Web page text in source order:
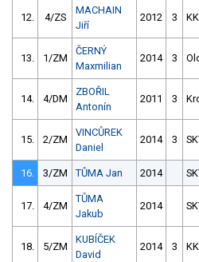
12. 4/ZS
MACHAIN
Jiří
2012 3
13. 1/ZM
ČERNÝ
Maxmilian
2014 3
14. 4/DM
ZBOŘIL
Antonín
2011 3
15. 2/ZM
VINCŮREK
Daniel
2014 3
16. 3/ZM TŮMA Jan 2014
17. 4/ZM
TŮMA
Jakub
2014
18. 5/ZM
KUBÍČEK
David
2014 3